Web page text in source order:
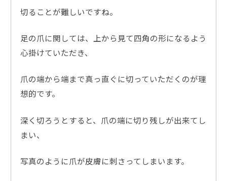
切ることが難しいですね。
足の爪に関しては、上から見て四角の形になるよう
心掛けていただき、
爪の端から端まで真っ直ぐに切っていただくのが理
想的です。
深く切ろうとすると、爪の端に切り残しが出来てし
まい、
写真のように爪が皮膚に刺さってしまいます。